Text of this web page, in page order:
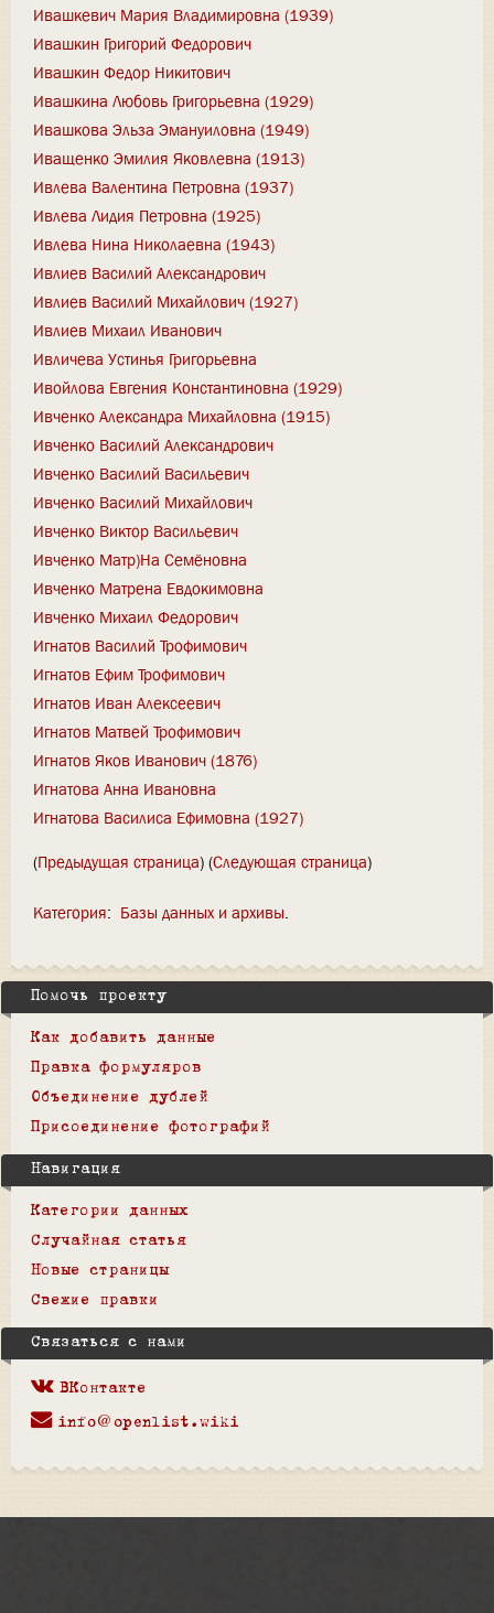
Ивашкевич Мария Владимировна (1939)
Ивашкин Григорий Федорович
Ивашкин Федор Никитович
Ивашкина Любовь Григорьевна (1929)
Ивашкова Эльза Эмануиловна (1949)
Иващенко Эмилия Яковлевна (1913)
Ивлева Валентина Петровна (1937)
Ивлева Лидия Петровна (1925)
Ивлева Нина Николаевна (1943)
Ивлиев Василий Александрович
Ивлиев Василий Михайлович (1927)
Ивлиев Михаил Иванович
Ивличева Устинья Григорьевна
Ивойлова Евгения Константиновна (1929)
Ивченко Александра Михайловна (1915)
Ивченко Василий Александрович
Ивченко Василий Васильевич
Ивченко Василий Михайлович
Ивченко Виктор Васильевич
Ивченко Матр)На Семёновна
Ивченко Матрена Евдокимовна
Ивченко Михаил Федорович
Игнатов Василий Трофимович
Игнатов Ефим Трофимович
Игнатов Иван Алексеевич
Игнатов Матвей Трофимович
Игнатов Яков Иванович (1876)
Игнатова Анна Ивановна
Игнатова Василиса Ефимовна (1927)
(Предыдущая страница) (Следующая страница)
Категория: Базы данных и архивы
Помочь проекту
Как добавить данные
Правка формуляров
Объединение дублей
Присоединение фотографий
Навигация
Категории данных
Случайная статья
Новые страницы
Свежие правки
Связаться с нами
ВКонтакте
info@openlist.wiki